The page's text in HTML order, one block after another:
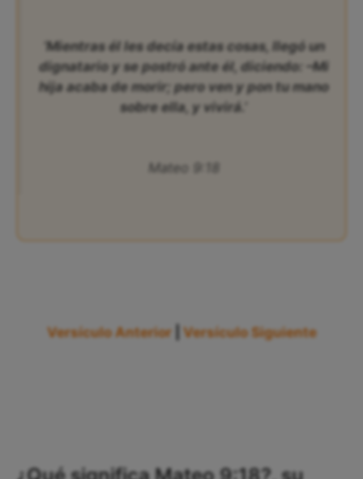
‘Mientras él les decía estas cosas, llegó un
dignatario y se postró ante él, diciendo: –Mi
hija acaba de morir; pero ven y pon tu mano
sobre ella, y vivirá.’
Mateo 9:18
Versículo Anterior Versículo Siguiente